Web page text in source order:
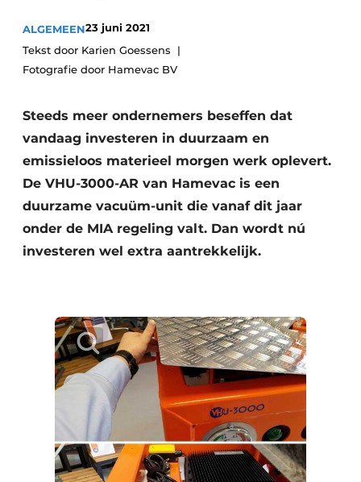
Video’s
ALGEMEEN23 juni 2021
Tekst door Karien Goessens
Fotografie door Hamevac BV
Steeds meer ondernemers beseffen dat
vandaag investeren in duurzaam en
emissieloos materieel morgen werk oplevert.
De VHU-3000-AR van Hamevac is een
duurzame vacuüm-unit die vanaf dit jaar
onder de MIA regeling valt. Dan wordt nú
investeren wel extra aantrekkelijk.